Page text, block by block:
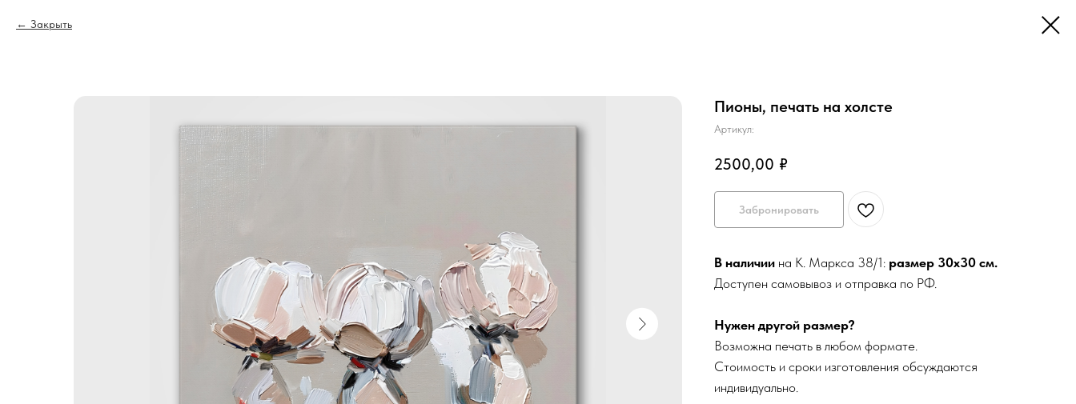
Закрыть
Пионы, печать на холсте
Артикул:
2500,00 ₽
Забронировать
В наличии на К. Маркса 38/1: размер 30х30 см.
Доступен самовывоз и отправка по РФ.
Нужен другой размер?
Возможна печать в любом формате.
Стоимость и сроки изготовления обсуждаются
индивидуально.